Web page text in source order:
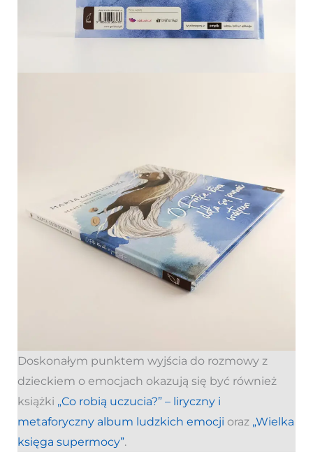
Doskonałym punktem wyjścia do rozmowy z
dzieckiem o emocjach okazują się być również
książki „Co robią uczucia?” – liryczny i
metaforyczny album ludzkich emocji oraz „Wielka
księga supermocy”.